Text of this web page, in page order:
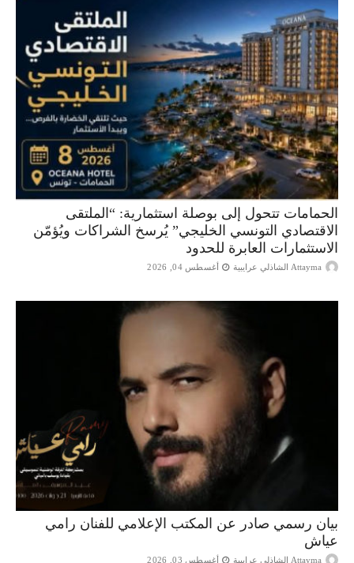
الحمامات تتحول إلى بوصلة استثمارية: “الملتقى
الاقتصادي التونسي الخليجي” يُرسخ الشراكات ويُؤمّن
الاستثمارات العابرة للحدود
Attayma الشاذلي عرايبية أغسطس 04, 2026
بيان رسمي صادر عن المكتب الإعلامي للفنان رامي
عياش
Attayma الشاذلي عرايبية أغسطس 03, 2026